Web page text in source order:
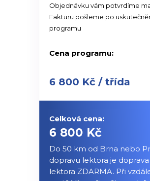
Objednávku vám potvrdíme
Fakturu pošleme po
programu
Cena programu:
6 800 Kč / třída
Celková cena:
6 800 Kč
Do 50 km od Brna nebo
dopravu lektora je doprava
lektora ZDARMA. Při